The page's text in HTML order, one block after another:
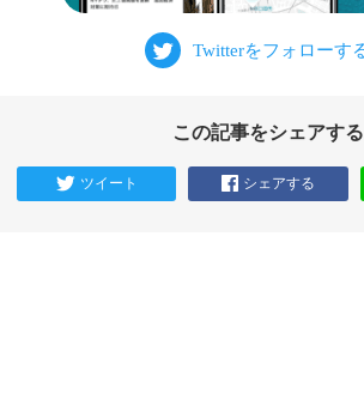
この記事をシェアする
ツイート シェアする